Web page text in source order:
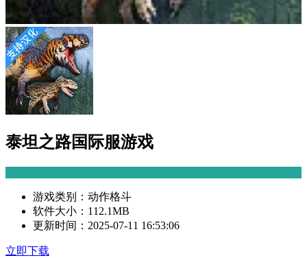
泰坦之路国际服游戏
游戏类别： 动作格斗
软件大小： 112.1MB
更新时间： 2025-07-11 16:53:06
立即下载